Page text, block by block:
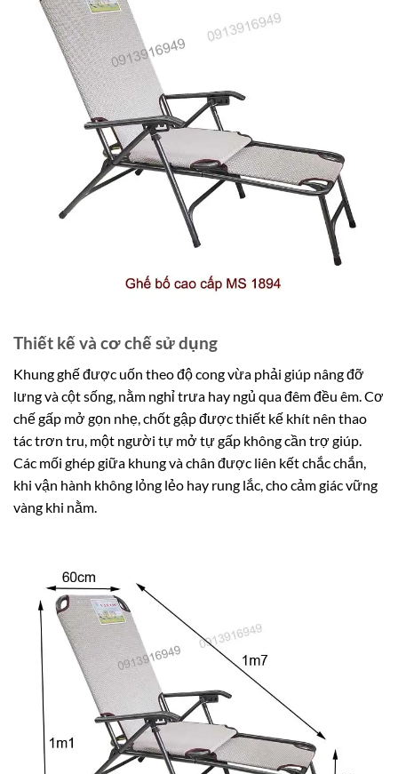
Thiết kế và cơ chế sử dụng
Khung ghế được uốn theo độ cong vừa phải giúp nâng đỡ
lưng và cột sống, nằm nghỉ trưa hay ngủ qua đêm đều êm. Cơ
chế gấp mở gọn nhẹ, chốt gập được thiết kế khít nên thao
tác trơn tru, một người tự mở tự gấp không cần trợ giúp.
Các mối ghép giữa khung và chân được liên kết chắc chắn,
khi vận hành không lỏng lẻo hay rung lắc, cho cảm giác vững
vàng khi nằm.